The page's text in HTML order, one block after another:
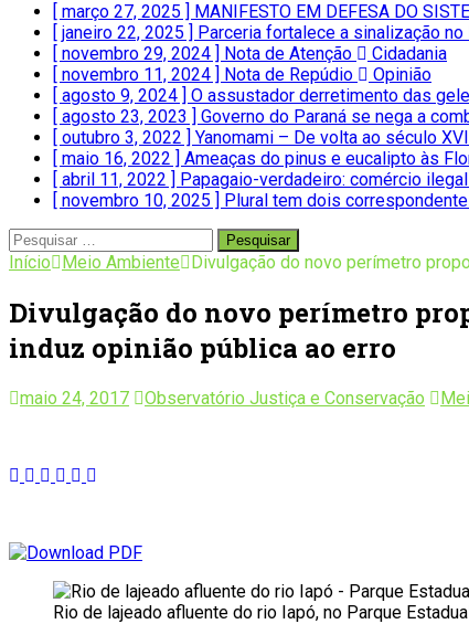
[ março 27, 2025 ] MANIFESTO EM DEFESA DO
[ janeiro 22, 2025 ] Parceria fortalece a sinalização
[ novembro 29, 2024 ] Nota de Atenção
Cidadania
[ novembro 11, 2024 ] Nota de Repúdio
Opinião
[ agosto 9, 2024 ] O assustador derretimento das
[ agosto 23, 2023 ] Governo do Paraná se nega a
[ outubro 3, 2022 ] Yanomami – De volta ao século XVI
[ maio 16, 2022 ] Ameaças do pinus e eucalipto às
[ abril 11, 2022 ] Papagaio-verdadeiro: comércio
[ novembro 10, 2025 ] Plural tem dois
Início Meio Ambiente Divulgação do novo perímetro
Divulgação do novo perímetro
induz opinião pública ao erro
maio 24, 2017 Observatório Justiça e Conservação
Rio de lajeado afluente do rio Iapó, no Parque